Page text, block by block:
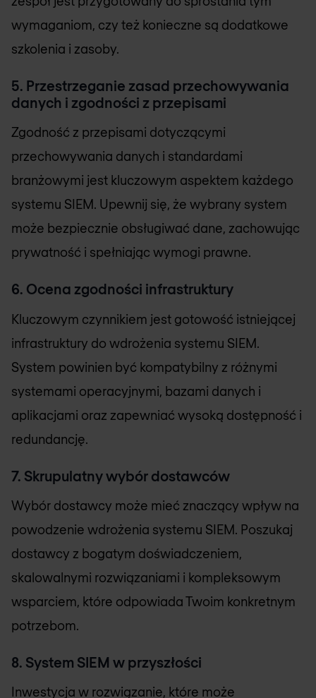
wymaganiom, czy też konieczne są dodatkowe
szkolenia i zasoby.
5. Przestrzeganie zasad przechowywania
danych i zgodności z przepisami
Zgodność z przepisami dotyczącymi
przechowywania danych i standardami
branżowymi jest kluczowym aspektem każdego
systemu SIEM. Upewnij się, że wybrany system
może bezpiecznie obsługiwać dane, zachowując
prywatność i spełniając wymogi prawne.
6. Ocena zgodności infrastruktury
Kluczowym czynnikiem jest gotowość istniejącej
infrastruktury do wdrożenia systemu SIEM.
System powinien być kompatybilny z różnymi
systemami operacyjnymi, bazami danych i
aplikacjami oraz zapewniać wysoką dostępność i
redundancję.
7. Skrupulatny wybór dostawców
Wybór dostawcy może mieć znaczący wpływ na
powodzenie wdrożenia systemu SIEM. Poszukaj
dostawcy z bogatym doświadczeniem,
skalowalnymi rozwiązaniami i kompleksowym
wsparciem, które odpowiada Twoim konkretnym
potrzebom.
8. System SIEM w przyszłości
Inwestycja w rozwiązanie, które może